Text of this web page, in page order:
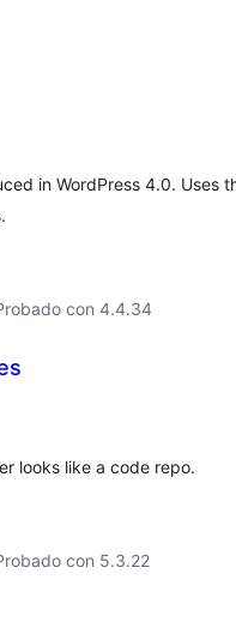
in WordPress 4.0. Uses
con 4.4.34
looks like a code repo.
con 5.3.22